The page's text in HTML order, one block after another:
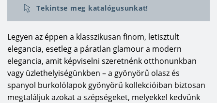
Tekintse meg katalógusunkat!
Legyen az éppen a klasszikusan finom, letisztult
elegancia, esetleg a páratlan glamour a modern
elegancia, amit képviselni szeretnénk otthonunkban
vagy üzlethelyiségünkben – a gyönyörű olasz és
spanyol burkolólapok gyönyörű kollekcióiban biztosan
megtaláljuk azokat a szépségeket, melyekkel kedvünk